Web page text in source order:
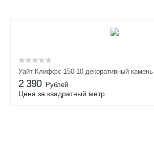
Уайт Клиффс 150-10 декоративный камень
2 390 Рублей
Цена за квадратный метр